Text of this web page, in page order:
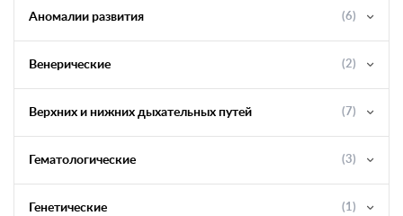
Аномалии развития (6)
Венерические (2)
Верхних и нижних дыхательных путей (7)
Гематологические (3)
Генетические (1)